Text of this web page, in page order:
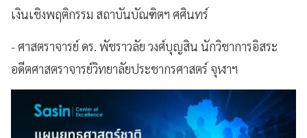
เงินเชิงพฤติกรรม สถาบันบัณฑิตฯ ศศินทร์
- ศาสตราจารย์ ดร. พัชราวลัย วงศ์บุญสิน นักวิชาการอิสระ
อดีตศาสตราจารย์วิทยาลัยประชากรศาสตร์ จุฬาฯ